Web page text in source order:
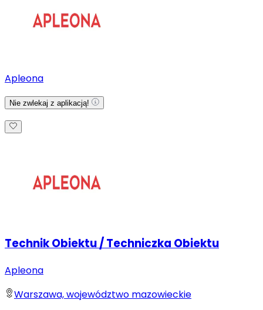
Apleona
Nie zwlekaj z aplikacją!
Technik Obiektu / Techniczka Obiektu
Apleona
Warszawa, województwo mazowieckie